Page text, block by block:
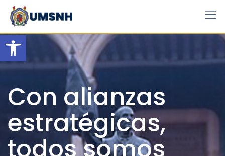
Open toolbar
Skip
content
Con alianzas
estratégicas,
todos somos